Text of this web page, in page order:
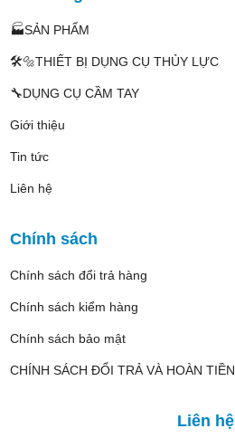
🏭SẢN PHẨM
🛠️🔩THIẾT BỊ DỤNG CỤ THỦY LỰC
🔧DỤNG CỤ CẦM TAY
Giới thiệu
Tin tức
Liên hệ
Chính sách
Chính sách đổi trả hàng
Chính sách kiểm hàng
Chính sách bảo mật
CHÍNH SÁCH ĐỔI TRẢ VÀ HOÀN TIỀN
Liên hệ